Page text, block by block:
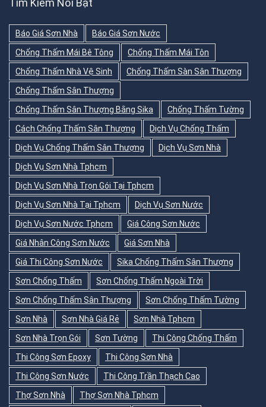
Tìm Kiếm Nổi Bật
Báo Giá Sơn Nhà
Báo Giá Sơn Nước
Chống Thấm Mái Bê Tông
Chống Thấm Mái Tôn
Chống Thấm Nhà Vệ Sinh
Chống Thấm Sàn Sân Thượng
Chống Thấm Sân Thượng
Chống Thấm Sân Thượng Bằng Sika
Chống Thấm Tường
Cách Chống Thấm Sân Thượng
Dịch Vụ Chống Thấm
Dịch Vụ Chống Thấm Sân Thượng
Dịch Vụ Sơn Nhà
Dịch Vụ Sơn Nhà Tphcm
Dịch Vụ Sơn Nhà Trọn Gói Tại Tphcm
Dịch Vụ Sơn Nhà Tại Tphcm
Dịch Vụ Sơn Nước
Dịch Vụ Sơn Nước Tphcm
Giá Công Sơn Nước
Giá Nhân Công Sơn Nước
Giá Sơn Nhà
Giá Thi Công Sơn Nước
Sika Chống Thấm Sân Thượng
Sơn Chống Thấm
Sơn Chống Thấm Ngoài Trời
Sơn Chống Thấm Sân Thượng
Sơn Chống Thấm Tường
Sơn Nhà
Sơn Nhà Giá Rẻ
Sơn Nhà Tphcm
Sơn Nhà Trọn Gói
Sơn Tường
Thi Công Chống Thấm
Thi Công Sơn Epoxy
Thi Công Sơn Nhà
Thi Công Sơn Nước
Thi Công Trần Thạch Cao
Thợ Sơn Nhà
Thợ Sơn Nhà Tphcm